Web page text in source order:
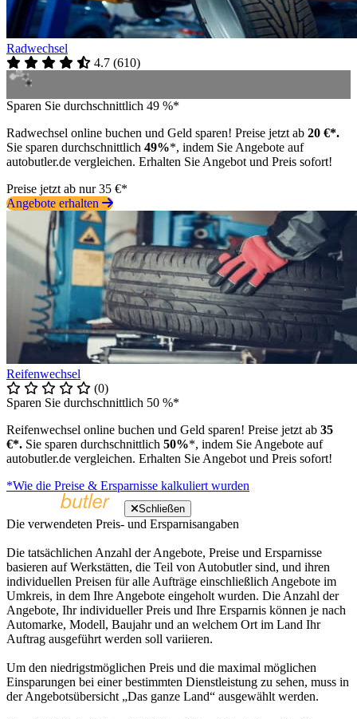
Radwechsel
4.7 (610)
Sparen Sie durchschnittlich 49 %*
Radwechsel online buchen und Geld sparen! Preise jetzt ab 20 €*.
Sie sparen durchschnittlich 49%*, indem Sie Angebote auf
autobutler.de vergleichen. Erhalten Sie Angebot und Preis sofort!
Preise jetzt ab nur 35 €*
Angebote erhalten
Reifenwechsel
(0)
Sparen Sie durchschnittlich 50 %*
Reifenwechsel online buchen und Geld sparen! Preise jetzt ab 35
€*. Sie sparen durchschnittlich 50%*, indem Sie Angebote auf
autobutler.de vergleichen. Erhalten Sie Angebot und Preis sofort!
*Wie die Preise & Ersparnisse kalkuliert wurden
Schließen
Die verwendeten Preis- und Ersparnisangaben
Die tatsächlichen Anzahl der Angebote, Preise und Ersparnisse
basieren auf Werkstätten, die Teil von Autobutler sind, und ihren
individuellen Preisen für alle Aufträge einschließlich Angebote im
Umkreis, in dem Ihre Angebote eingeholt wurden. Die Anzahl der
Angebote, Ihr individueller Preis und Ihre Ersparnis können je nach
Automarke, Modell, Baujahr und an welchem Ort im Land Ihr
Auftrag ausgeführt werden soll variieren.
Um den niedrigstmöglichen Preis und die maximal möglichen
Einsparungen bei einer bestimmten Dienstleistung zu sehen, muss in
der Angebotsübersicht „Das ganze Land“ ausgewählt werden.